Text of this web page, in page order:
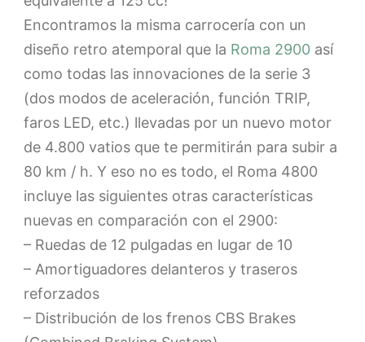
Encontramos la misma carrocería con un
diseño retro atemporal que la Roma 2900 así
como todas las innovaciones de la serie 3
(dos modos de aceleración, función TRIP,
faros LED, etc.) llevadas por un nuevo motor
de 4.800 vatios que te permitirán para subir a
80 km / h. Y eso no es todo, el Roma 4800
incluye las siguientes otras características
nuevas en comparación con el 2900:
– Ruedas de 12 pulgadas en lugar de 10
– Amortiguadores delanteros y traseros
reforzados
– Distribución de los frenos CBS Brakes